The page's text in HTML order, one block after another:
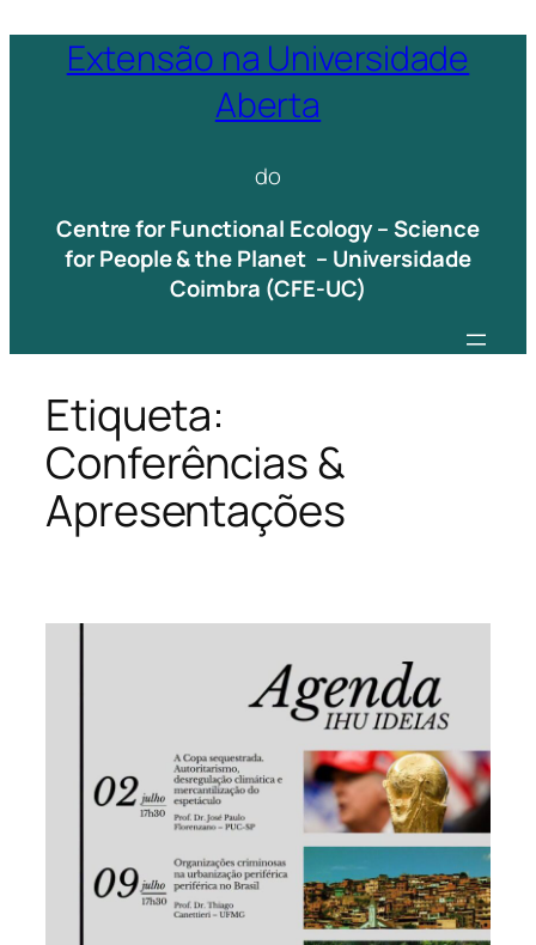
Extensão na Universidade
Aberta
do
Centre for Functional Ecology – Science
for People & the Planet – Universidade
Coimbra (CFE-UC)
Etiqueta:
Conferências &
Apresentações